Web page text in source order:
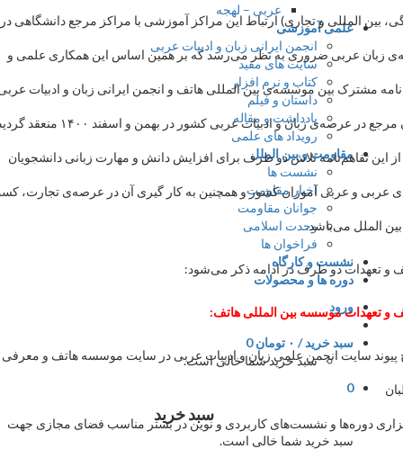
عربی – لهجه
علمی آموزشی
انجمن ایرانی زبان و ادبیات عربی
سایت های مفید
کتاب و نرم افزار
داستان و فیلم
یادداشت و مقاله
رویداد های علمی
مقاومت و بین الملل
نشست ها
اخبار مقاومت
جوانان مقاومت
وحدت اسلامی
فراخوان ها
نشست و کارگاه
دوره ها و محصولات
ورود
سبد خرید /۰تومان 0
سبد خرید شما خالی است.
0
سبد خرید
سبد خرید شما خالی است.
و تجاری) ارتباط این مراکز آموزشی با مراکز مرجع دانشگاهی در
ضروری به نظر می‌رسد که بر همین اساس این همکاری علمی و
بین موسسه‌ی بین المللی هاتف و انجمن ایرانی زبان و ادبیات عربی به
عنوان مرجع در عرصه‌ی زبان و ادبیات عربی کشور در بهمن و اسفند ۱۴۰۰ منعقد گردید که
تلاش دو طرف برای افزایش دانش و مهارت‌ زبانی دانشجویان
عربی آموزان کشور و همچنین به کار گیری آن در عرصه‌ی تجارت، کسب و
می‌باشد.
دو طرف در ادامه ذکر می‌شود:
موسسه بین المللی هاتف:
انجمن علمی زبان و ادبیات عربی در سایت موسسه هاتف و معرفی آن به
و نشست‌های کاربردی و نوین در بستر مناسب فضای مجازی جهت